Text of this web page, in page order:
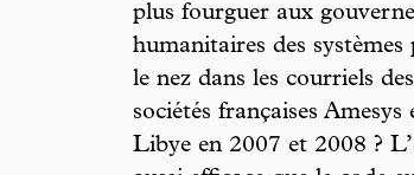
plus fourguer aux
humanitaires des
le nez dans les courriels
sociétés françaises
Libye en 2007 et 2008 ?